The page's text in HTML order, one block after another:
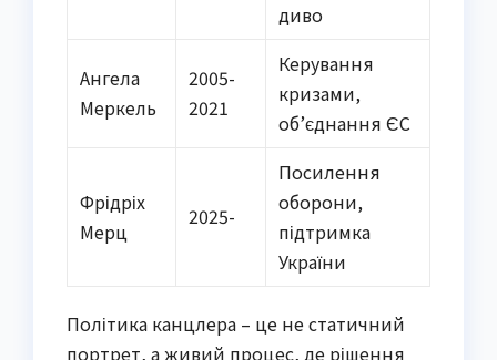
диво
Ангела
Меркель
2005-
2021
Керування
кризами,
об’єднання ЄС
Фрідріх
Мерц
2025-
Посилення
оборони,
підтримка
України
Політика канцлера – це не статичний
портрет, а живий процес, де рішення